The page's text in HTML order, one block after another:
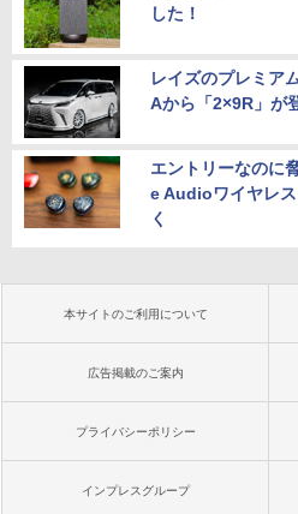
した！
レイズのプレミア
Aから「2×9R」が
エントリーなのに
e Audioワイヤレ
く
本サイトのご利用について
広告掲載のご案内
プライバシーポリシー
インプレスグループ